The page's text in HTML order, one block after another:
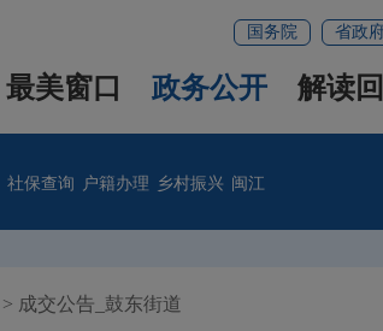
国务院 省政
最美窗口 政务公开 解读
社保查询 户籍办理 乡村振兴 闽江
> 成交公告_鼓东街道